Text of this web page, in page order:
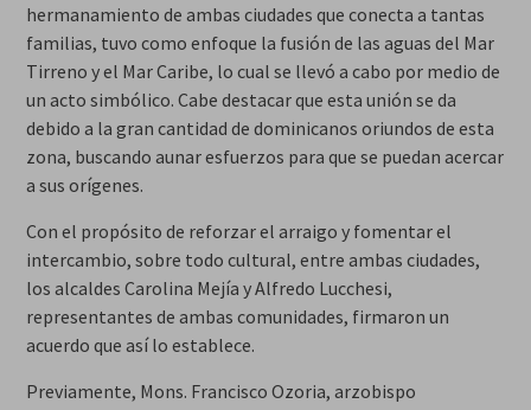
hermanamiento de ambas ciudades que conecta a tantas
familias, tuvo como enfoque la fusión de las aguas del Mar
Tirreno y el Mar Caribe, lo cual se llevó a cabo por medio de
un acto simbólico. Cabe destacar que esta unión se da
debido a la gran cantidad de dominicanos oriundos de esta
zona, buscando aunar esfuerzos para que se puedan acercar
a sus orígenes.
Con el propósito de reforzar el arraigo y fomentar el
intercambio, sobre todo cultural, entre ambas ciudades,
los alcaldes Carolina Mejía y Alfredo Lucchesi,
representantes de ambas comunidades, firmaron un
acuerdo que así lo establece.
Previamente, Mons. Francisco Ozoria, arzobispo